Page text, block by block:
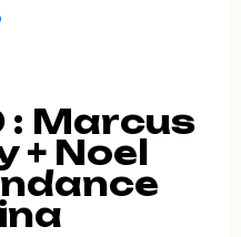
: Marcus
+ Noel